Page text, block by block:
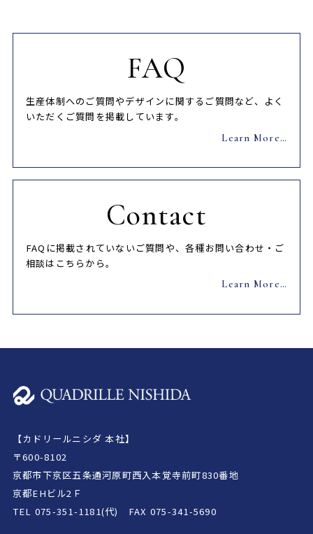
FAQ
生産体制へのご質問やデザインに関するご質問など、よく
いただくご質問を掲載しています。
Learn More…
Contact
FAQに掲載されていないご質問や、各種お問い合わせ・ご
相談はこちらから。
Learn More…
【カドリールニシダ 本社】
〒600-8102
京都市下京区五条通河原町西入本覚寺前町830番地
京都EHビル2Ｆ
TEL 075-351-1181(代) FAX 075-341-5690